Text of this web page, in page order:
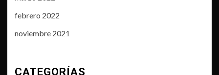
febrero 2022
noviembre 2021
CATEGORÍAS